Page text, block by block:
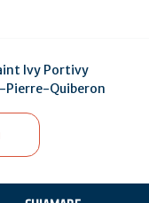
Ivy Portivy
Pierre-Quiberon